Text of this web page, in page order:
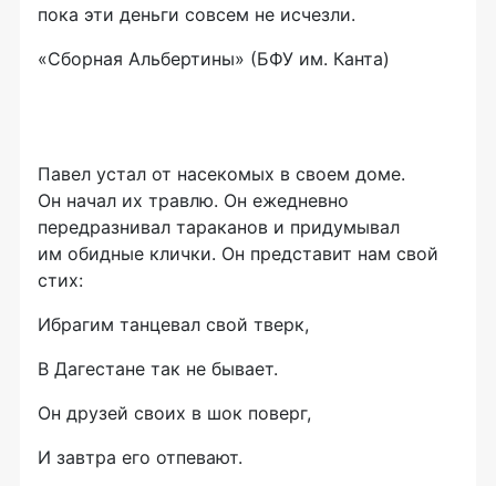
пока эти деньги совсем не исчезли.
«Сборная Альбертины» (БФУ им. Канта)
Павел устал от насекомых в своем доме.
Он начал их травлю. Он ежедневно
передразнивал тараканов и придумывал
им обидные клички. Он представит нам свой
стих:
Ибрагим танцевал свой тверк,
В Дагестане так не бывает.
Он друзей своих в шок поверг,
И завтра его отпевают.